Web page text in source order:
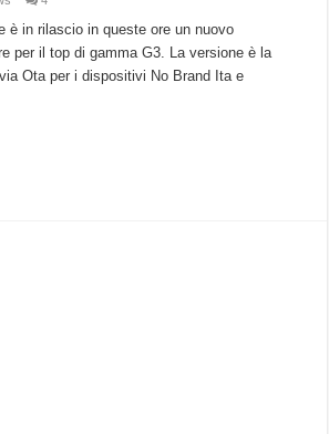
è in rilascio in queste ore un nuovo
per il top di gamma G3. La versione è la
Ota per i dispositivi No Brand Ita e